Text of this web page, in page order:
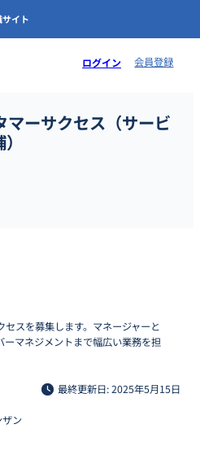
イト
ログイン 会員登録
マーサクセス（サービ
スを募集します。マネージャーと
ーマネジメントまで幅広い業務を担
最終更新日: 2025年5月15日
ン